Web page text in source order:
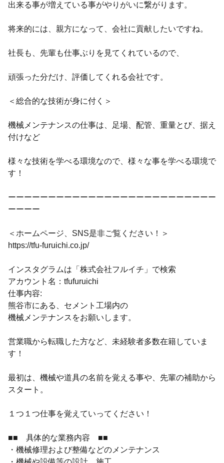
出来る事が増えている事がやりがいに繋がります。
将来的には、親方になって、会社に貢献したいですね。
社長も、先輩も仕事ぶりを見てくれているので、
頑張った分だけ、評価してくれる会社です。
＜総合的な技術が身に付く＞
機械メンテナンスの仕事は、足場、配管、重量とび、据え
付けなど
様々な技術を学べる環境なので、様々な事を学べる環境で
す！
ーーーーーーーーーーーーーーーーーーーーーーーーーー
ーーーー
＜ホームページ、SNS是非ご覧ください！＞
https://tfu-furuichi.co.jp/
インスタグラムは「株式会社フルイチ」で検索
アカウント名：tfufuruichi
仕事内容:
熊谷市にある、セメント工場内の
機械メンテナンスをお願いします。
営業職から転職した方など、未経験者多数在籍していま
す！
最初は、機械や道具の名前を覚える事や、先輩の補助から
スタート。
１つ１つ仕事を覚えていってください！
■■ 具体的な業務内容 ■■
・機械修理および整備などのメンテナンス